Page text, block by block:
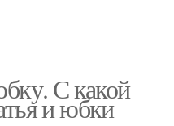
С какой
и юбки